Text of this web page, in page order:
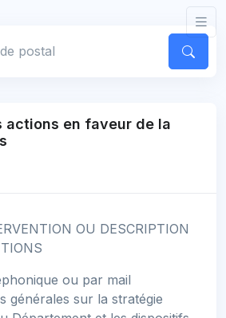
actions en faveur de la
OU DESCRIPTION
ou par mail
générales sur la stratégie
cookies